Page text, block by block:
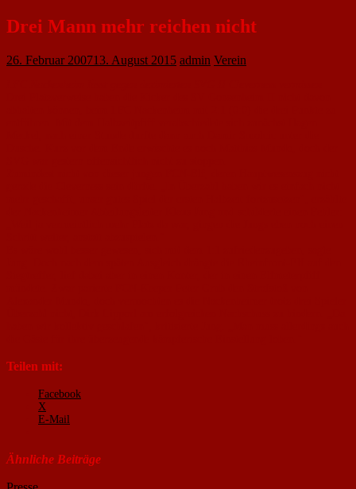
Drei Mann mehr reichen nicht
26. Februar 200713. August 2015 admin Verein
Teilen mit:
Facebook
X
E-Mail
Ähnliche Beiträge